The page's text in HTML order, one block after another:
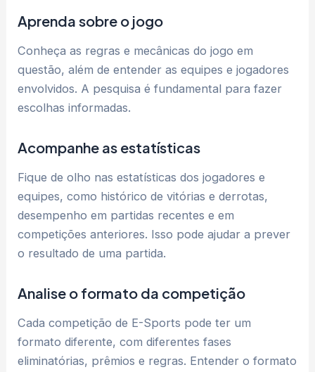
Aprenda sobre o jogo
Conheça as regras e mecânicas do jogo em
questão, além de entender as equipes e jogadores
envolvidos. A pesquisa é fundamental para fazer
escolhas informadas.
Acompanhe as estatísticas
Fique de olho nas estatísticas dos jogadores e
equipes, como histórico de vitórias e derrotas,
desempenho em partidas recentes e em
competições anteriores. Isso pode ajudar a prever
o resultado de uma partida.
Analise o formato da competição
Cada competição de E-Sports pode ter um
formato diferente, com diferentes fases
eliminatórias, prêmios e regras. Entender o formato